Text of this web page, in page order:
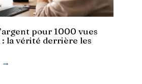
pour 1000 vues
la vérité derrière les